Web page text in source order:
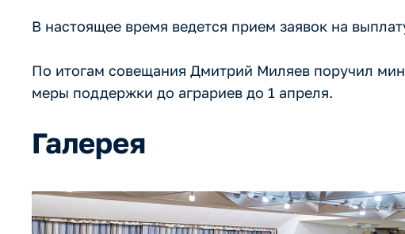
В настоящее время ведется прием заявок на
По итогам совещания Дмитрий Миляев поручил
меры поддержки до аграриев до 1 апреля.
Галерея